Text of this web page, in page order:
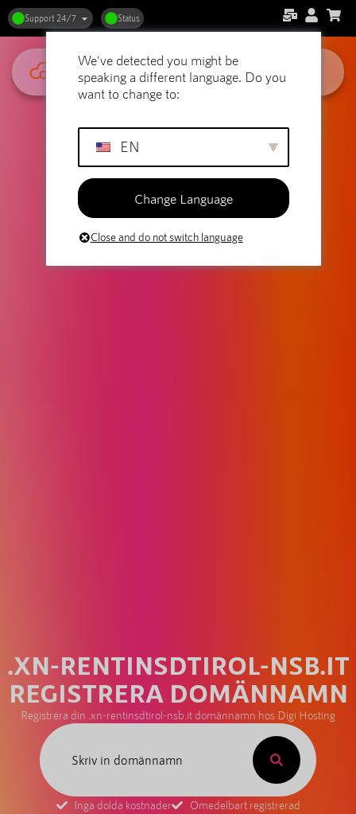
Support 24/7 Status
.XN-RENTINSDTIROL-NSB.IT
REGISTRERA DOMÄNNAMN
Registrera din .xn-rentinsdtirol-nsb.it domännamn hos Digi Hosting
Inga dolda kostnader
Omedelbart registrerad
We've detected you might be
speaking a different language. Do you
want to change to:
EN
Change Language
Close and do not switch language